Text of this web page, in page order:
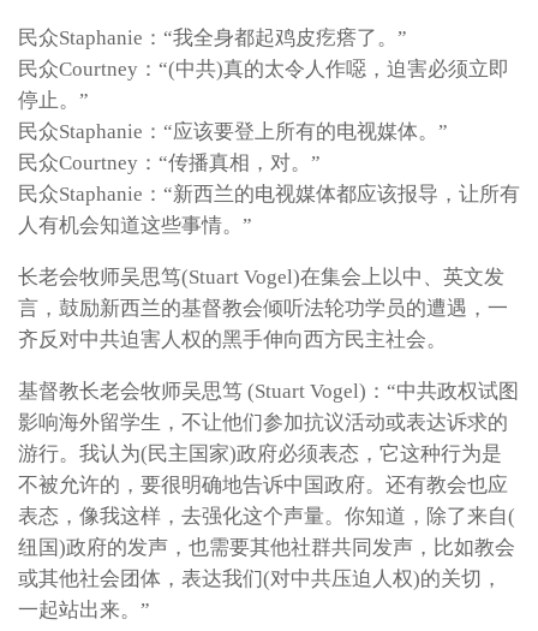
民众Staphanie：“我全身都起鸡皮疙瘩了。”
民众Courtney：“(中共)真的太令人作噁，迫害必须立即
停止。”
民众Staphanie：“应该要登上所有的电视媒体。”
民众Courtney：“传播真相，对。”
民众Staphanie：“新西兰的电视媒体都应该报导，让所有
人有机会知道这些事情。”
长老会牧师吴思笃(Stuart Vogel)在集会上以中、英文发
言，鼓励新西兰的基督教会倾听法轮功学员的遭遇，一
齐反对中共迫害人权的黑手伸向西方民主社会。
基督教长老会牧师吴思笃 (Stuart Vogel)：“中共政权试图
影响海外留学生，不让他们参加抗议活动或表达诉求的
游行。我认为(民主国家)政府必须表态，它这种行为是
不被允许的，要很明确地告诉中国政府。还有教会也应
表态，像我这样，去强化这个声量。你知道，除了来自(
纽国)政府的发声，也需要其他社群共同发声，比如教会
或其他社会团体，表达我们(对中共压迫人权)的关切，
一起站出来。”